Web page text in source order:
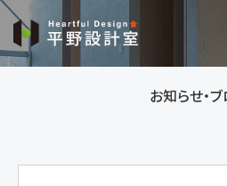
平
野
設
お知らせ・